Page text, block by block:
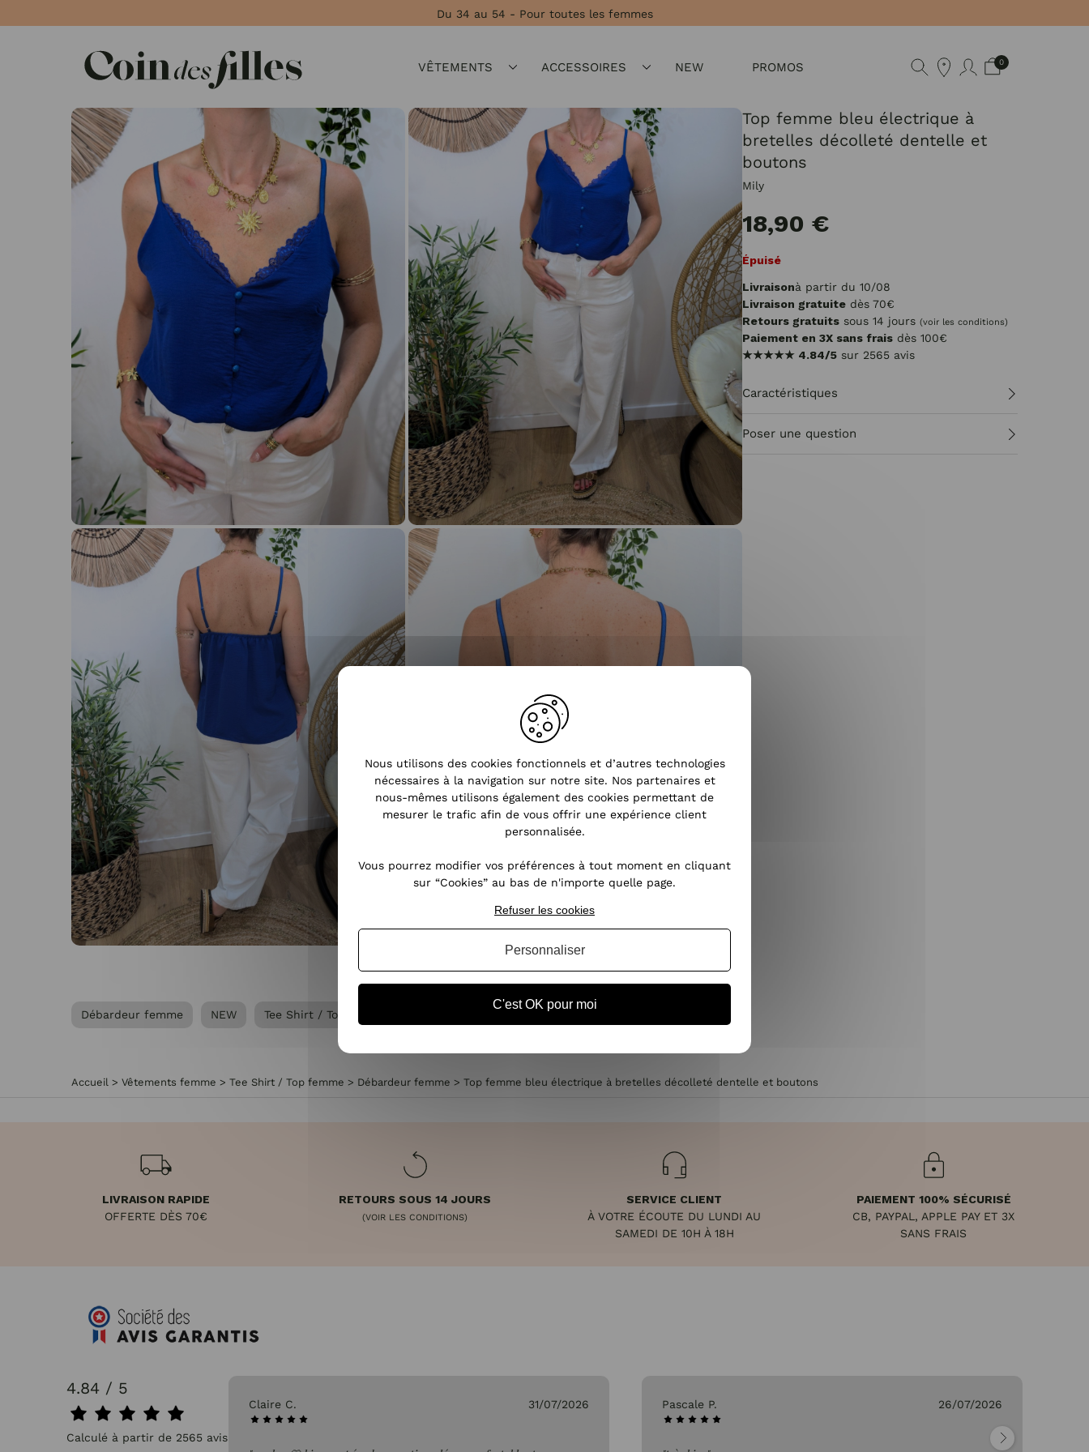
Du 34 au 54 - Pour toutes les femmes
VÊTEMENTS ACCESSOIRES NEW PROMOS 0
Top femme bleu électrique à
bretelles décolleté dentelle et
boutons
Mily
18,90 €
Épuisé
Livraisonà partir du 10/08
Livraison gratuite dès 70€
Retours gratuits sous 14 jours (voir les conditions)
Paiement en 3X sans frais dès 100€
★★★★★ 4.84/5 sur 2565 avis
Caractéristiques
Poser une question
Débardeur femme NEW Tee Shirt / Top femme Vêtements Grandes tailles femme
Accueil > Vêtements femme > Tee Shirt / Top femme > Débardeur femme > Top femme bleu électrique à bretelles décolleté dentelle et boutons
LIVRAISON RAPIDE
OFFERTE DÈS 70€
RETOURS SOUS 14 JOURS
(VOIR LES CONDITIONS)
SERVICE CLIENT
À VOTRE ÉCOUTE DU LUNDI AU
SAMEDI DE 10H À 18H
PAIEMENT 100% SÉCURISÉ
CB, PAYPAL, APPLE PAY ET 3X
SANS FRAIS
4.84 / 5
Calculé à partir de 2565 avis.
31/07/2026 Claire C. 31/07/2026 Pascale P. 26/07/2026
Nous utilisons des cookies fonctionnels et d’autres technologies
nécessaires à la navigation sur notre site. Nos partenaires et
nous-mêmes utilisons également des cookies permettant de
mesurer le trafic afin de vous offrir une expérience client
personnalisée.
Vous pourrez modifier vos préférences à tout moment en cliquant
sur “Cookies” au bas de n'importe quelle page.
C'est OK pour moi
Refuser les cookies
Personnaliser